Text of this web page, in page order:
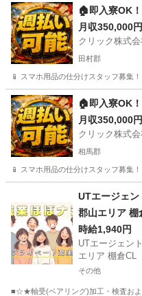
福島 耶麻郡 工場
🏠即入寮OK
月収350,000円
クリック株式会
田村郡
📱 スマホ用品の仕分けスタッフ募
福島 田村郡 工場
🏠即入寮OK
月収350,000円
クリック株式会
相馬郡
📱 スマホ用品の仕分けスタッフ募
UTエージェ
郡山エリア
ション・測定
時給1,940円
UTエージェン
エリア 棚倉CL
その他
■☆★軸受(ベアリング)加工・検査およ